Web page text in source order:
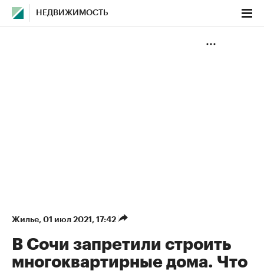
НЕДВИЖИМОСТЬ
Жилье⁠, 01 июл 2021, 17:42
В Сочи запретили строить
многоквартирные дома. Что